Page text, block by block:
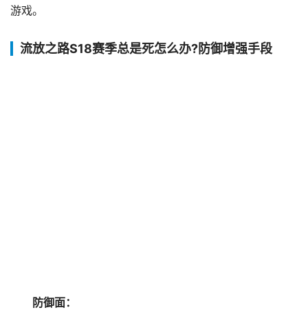
游戏。
流放之路S18赛季总是死怎么办?防御增强手段
防御面：